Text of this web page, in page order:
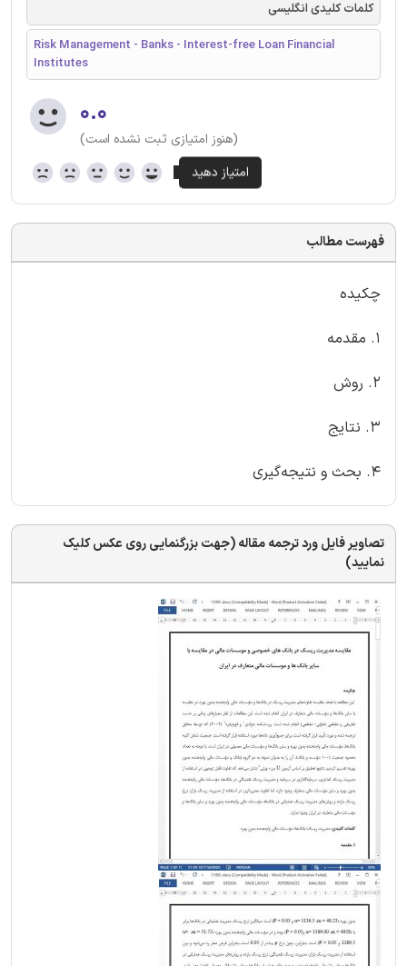
کلمات کلیدی انگلیسی
Risk Management - Banks - Interest-free Loan Financial
Institutes
۰.۰
(هنوز امتیازی ثبت نشده است)
فهرست مطالب
چکیده
1. مقدمه
2. روش
3. نتایج
4. بحث و نتیجه‌گیری
تصاویر فایل ورد ترجمه مقاله (جهت بزرگنمایی روی عکس کلیک
نمایید)